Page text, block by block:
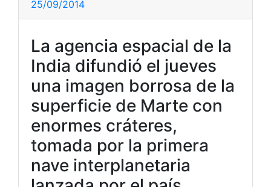
25/09/2014
La agencia espacial de la
India difundió el jueves
una imagen borrosa de la
superficie de Marte con
enormes cráteres,
tomada por la primera
nave interplanetaria